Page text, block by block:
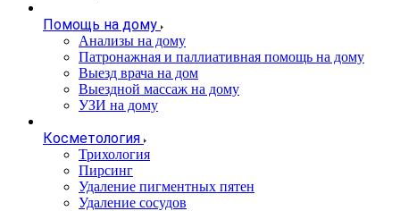
Помощь на дому
Анализы на дому
Патронажная и паллиативная помощь на дому
Выезд врача на дом
Выездной массаж на дому
УЗИ на дому
Косметология
Трихология
Пирсинг
Удаление пигментных пятен
Удаление сосудов